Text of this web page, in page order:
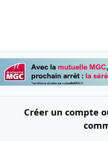
Créer un compte